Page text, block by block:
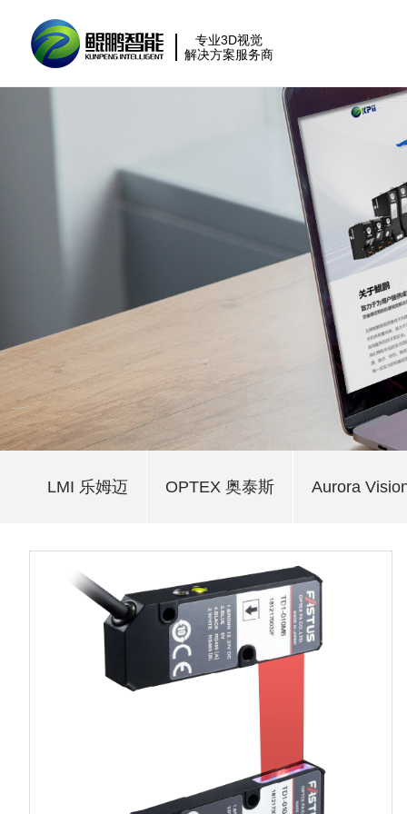
专业3D视觉
解决方案服务商
LMI 乐姆迈 OPTEX 奥泰斯 Aurora